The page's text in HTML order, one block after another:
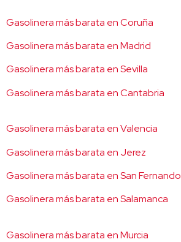
Gasolinera más barata en Coruña
Gasolinera más barata en Madrid
Gasolinera más barata en Sevilla
Gasolinera más barata en Cantabria
Gasolinera más barata en Valencia
Gasolinera más barata en Jerez
Gasolinera más barata en San Fernando
Gasolinera más barata en Salamanca
Gasolinera más barata en Murcia